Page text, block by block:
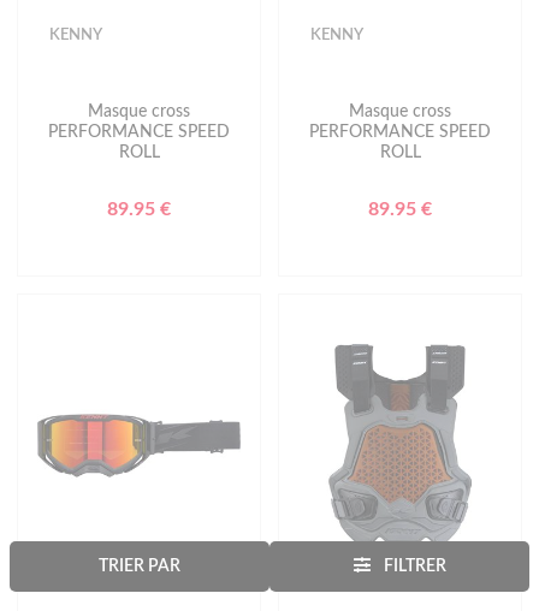
TRIER PAR FILTRER
KENNY
Masque cross
PERFORMANCE SPEED
ROLL
89.95 €
KENNY
Masque cross
PERFORMANCE SPEED
ROLL
89.95 €
KENNY